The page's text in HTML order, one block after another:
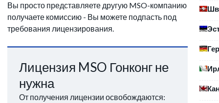
Вы просто представляете другую MSO-компанию и
получаете комиссию - Вы можете подпасть под
требования лицензирования.
Лицензия MSO Гонконг не
нужна
От получения лицензии освобождаются: